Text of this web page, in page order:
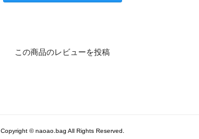
この商品のレビューを投稿
Copyright © naoao.bag All Rights Reserved.